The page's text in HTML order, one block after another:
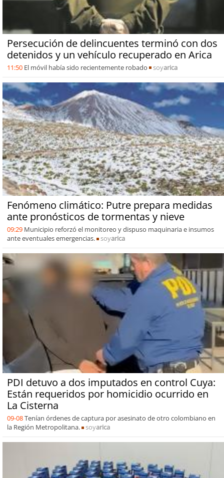
Persecución de delincuentes terminó con dos
detenidos y un vehículo recuperado en Arica
11:50 El móvil había sido recientemente robado soyarica
Fenómeno climático: Putre prepara medidas
ante pronósticos de tormentas y nieve
09:29 Municipio reforzó el monitoreo y dispuso maquinaria e insumos
ante eventuales emergencias.
soyarica
PDI detuvo a dos imputados en control Cuya:
Están requeridos por homicidio ocurrido en
La Cisterna
09-08Tenían órdenes de captura por asesinato de otro colombiano en
la Región Metropolitana.
soyarica